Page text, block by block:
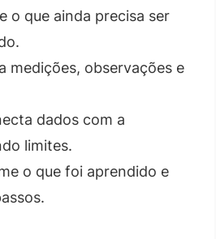
o que ainda precisa ser
medições, observações e
dados com a
limites.
o que foi aprendido e